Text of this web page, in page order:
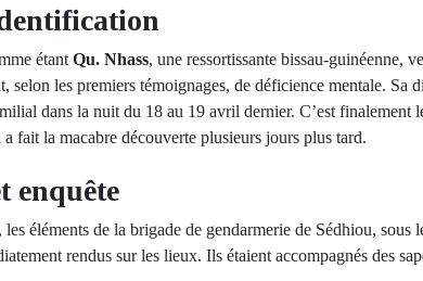
étant Qu. Nhass, une ressortissante bissau-guinéenne,
selon les premiers témoignages, de déficience mentale. Sa
dans la nuit du 18 au 19 avril dernier. C’est finalement
fait la macabre découverte plusieurs jours plus tard.
enquête
éléments de la brigade de gendarmerie de Sédhiou, sous
rendus sur les lieux. Ils étaient accompagnés des